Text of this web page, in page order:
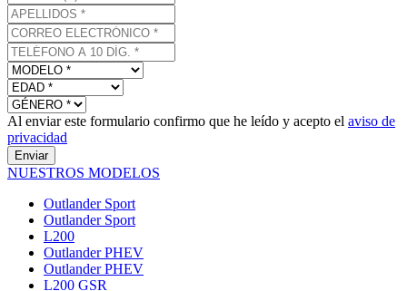
Al enviar este formulario confirmo que he leído y acepto el aviso de
privacidad
Enviar
NUESTROS MODELOS
Outlander Sport
Outlander Sport
L200
Outlander PHEV
Outlander PHEV
L200 GSR